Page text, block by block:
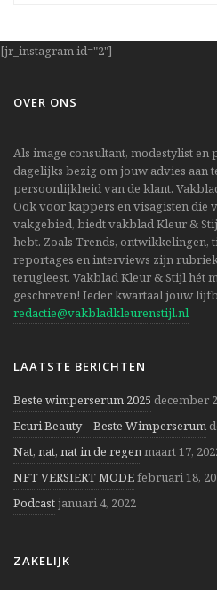
[jr_instagram id="2"]
OVER ONS
Als image consultant, modestylist en
dagelijks bezig om jouw advies aan
persoonlijkheid van de klant.
Ook voor kappers en visagisten die
vakgebied, biedt vakblad Kleur &
hebt. Zoals Trends, ontwikkelingen,
reportages en interviews zijn
terugleest. Vakblad Kleur & Stijl hét
geschreven! Ieder kwartaal jouw
redactie@vakbladkleurenstijl.nl
LAATSTE BERICHTEN
Beste wimperserum 2025 december
Ecuri Beauty – Beste Wimperserum
Nat, nat, nat in de regenmaart 17,
NFT VERSIERT MODEfebruari 18,
Podcastjanuari 4, 2022
ZAKELIJK